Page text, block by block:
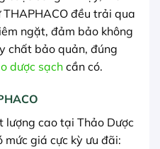
THAPHACO đều trải qua
ngặt, đảm bảo không
chất bảo quản, đúng
dược sạch cần có.
cao tại Thảo Dược
mức giá cực kỳ ưu đãi: